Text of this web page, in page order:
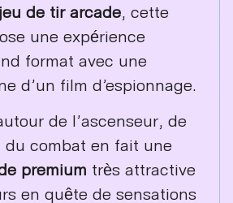
jeu de tir arcade , cette
une expérience
format avec une
d’un film d’espionnage.
de l’ascenseur, de
du combat en fait une
premium très attractive
en quête de sensations